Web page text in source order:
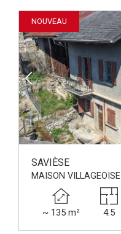
NOUVEAU
SAVIÈSE
MAISON VILLAGEOISE
~ 135 m² 4.5